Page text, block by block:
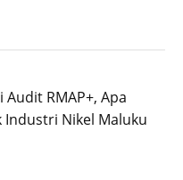
Audit RMAP+, Apa
Nikel Maluku